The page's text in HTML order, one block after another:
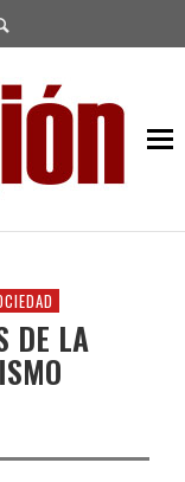
DE LA